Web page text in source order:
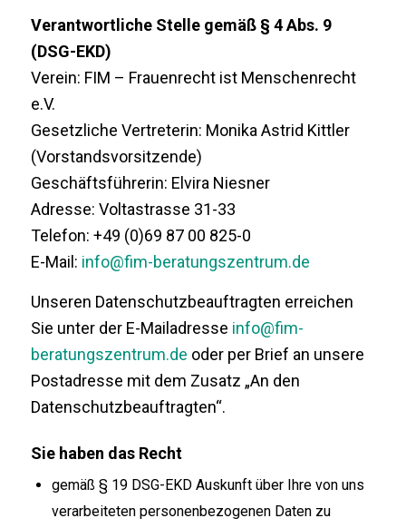
Verantwortliche Stelle gemäß § 4 Abs. 9
(DSG-EKD)
Verein: FIM – Frauenrecht ist Menschenrecht
e.V.
Gesetzliche Vertreterin: Monika Astrid Kittler
(Vorstandsvorsitzende)
Geschäftsführerin: Elvira Niesner
Adresse: Voltastrasse 31-33
Telefon: +49 (0)69 87 00 825-0
E-Mail: info@fim-beratungszentrum.de
Unseren Datenschutzbeauftragten erreichen
Sie unter der E-Mailadresse info@fim-
beratungszentrum.de oder per Brief an unsere
Postadresse mit dem Zusatz „An den
Datenschutzbeauftragten“.
Sie haben das Recht
gemäß § 19 DSG-EKD Auskunft über Ihre von uns
verarbeiteten personenbezogenen Daten zu